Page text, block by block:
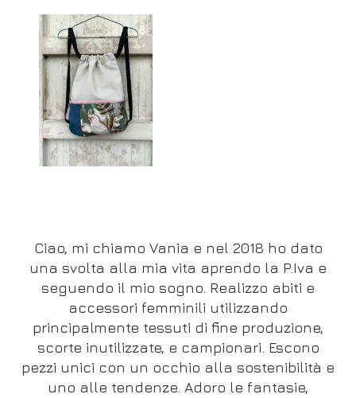
Ciao, mi chiamo Vania e nel 2018 ho dato
una svolta alla mia vita aprendo la P.Iva e
seguendo il mio sogno. Realizzo abiti e
accessori femminili utilizzando
principalmente tessuti di fine produzione,
scorte inutilizzate, e campionari. Escono
pezzi unici con un occhio alla sostenibilità e
uno alle tendenze. Adoro le fantasie,